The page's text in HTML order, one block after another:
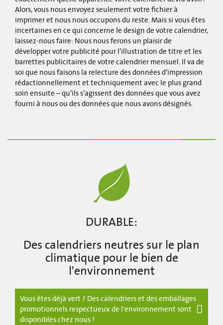
Alors, vous nous envoyez seulement votre fichier à
imprimer et nous nous occupons du reste. Mais si vous êtes
incertaines en ce qui concerne le design de votre calendrier,
laissez-nous faire: Nous nous ferons un plaisir de
développer votre publicité pour l’illustration de titre et les
barrettes publicitaires de votre calendrier mensuel. Il va de
soi que nous faisons la relecture des données d’impression
rédactionnellement et techniquement avec le plus grand
soin ensuite – qu’ils s’agissent des données que vous avez
fourni à nous ou des données que nous avons désignés.
DURABLE:
Des calendriers neutres sur le plan
climatique pour le bien de
l'environnement
Vous êtes déjà vert ? Des calendriers et des emballages
promotionnels respectueux de l'environnement sont
disponibles chez nous !